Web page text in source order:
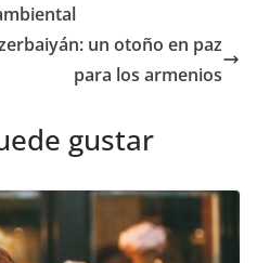
un otoño en paz
para los armenios
gustar